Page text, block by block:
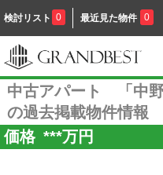
検討リスト 0 最近見た物件 0
中古アパート 「中
の過去掲載物件情報
価格 ***万円